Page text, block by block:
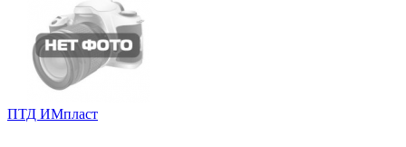
ПТД ИМпласт